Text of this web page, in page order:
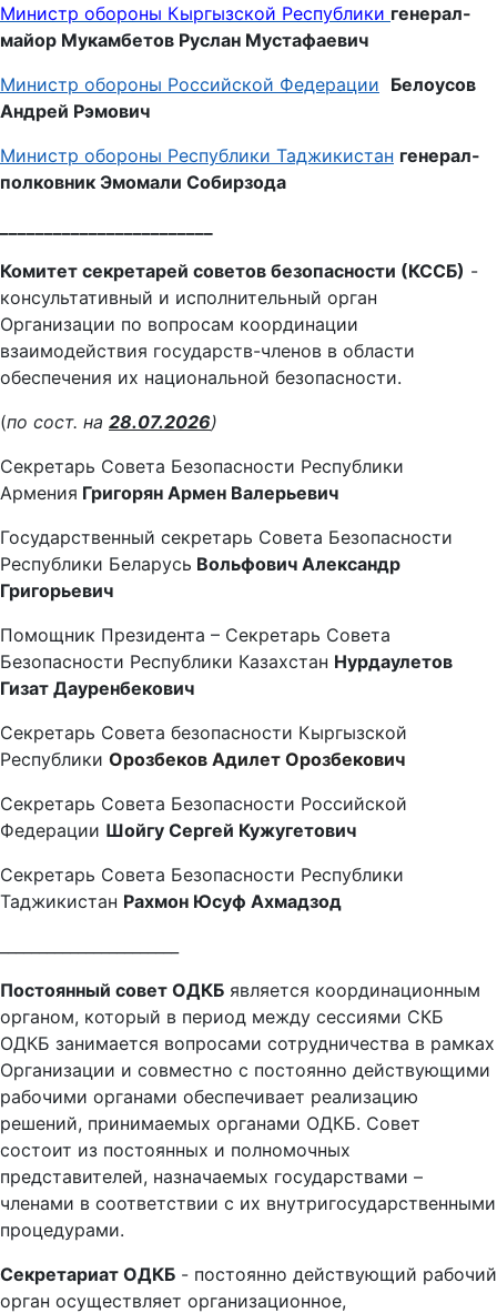
Министр обороны Кыргызской Республики генерал-
майор Мукамбетов Руслан Мустафаевич
Министр обороны Российской Федерации Белоусов
Андрей Рэмович
Министр обороны Республики Таджикистан генерал-
полковник Эмомали Собирзода
Комитет секретарей советов безопасности (КССБ) -
консультативный и исполнительный орган
Организации по вопросам координации
взаимодействия государств-членов в области
обеспечения их национальной безопасности.
(по сост. на 28.07.2026)
Секретарь Совета Безопасности Республики
Армения Григорян Армен Валерьевич
Государственный секретарь Совета Безопасности
Республики Беларусь Вольфович Александр
Григорьевич
Помощник Президента – Секретарь Совета
Безопасности Республики Казахстан Нурдаулетов
Гизат Дауренбекович
Секретарь Совета безопасности Кыргызской
Республики Орозбеков Адилет Орозбекович
Секретарь Совета Безопасности Российской
Федерации Шойгу Сергей Кужугетович
Секретарь Совета Безопасности Республики
Таджикистан Рахмон Юсуф Ахмадзод
Постоянный совет ОДКБ является координационным
органом, который в период между сессиями СКБ
ОДКБ занимается вопросами сотрудничества в рамках
Организации и совместно с постоянно действующими
рабочими органами обеспечивает реализацию
решений, принимаемых органами ОДКБ. Совет
состоит из постоянных и полномочных
представителей, назначаемых государствами –
членами в соответствии с их внутригосударственными
процедурами.
Секретариат ОДКБ - постоянно действующий рабочий
орган осуществляет организационное,